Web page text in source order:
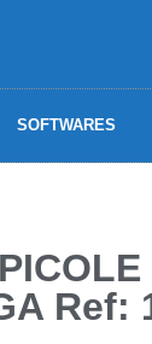
SOFTWARES
Ref: